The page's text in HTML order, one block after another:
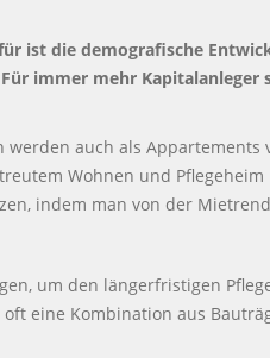
ist die demografische
immer mehr
auch als
Wohnen und
indem man von der
um den längerfristigen
eine Kombination aus